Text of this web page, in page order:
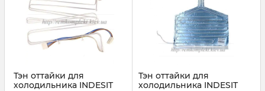
Тэн оттайки для
холодильника INDESIT
Тэн оттайки для
холодильника INDESIT